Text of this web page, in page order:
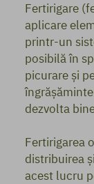
Fertirigare
aplicare
printr-un
posibilă în
picurare și
dezvolta
Fertirigarea
distribuirea
acest lucru